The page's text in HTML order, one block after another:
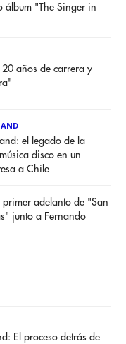
álbum "The Singer in
20 años de carrera y
el legado de la
disco en un
a Chile
primer adelanto de "San
junto a Fernando
El proceso detrás de